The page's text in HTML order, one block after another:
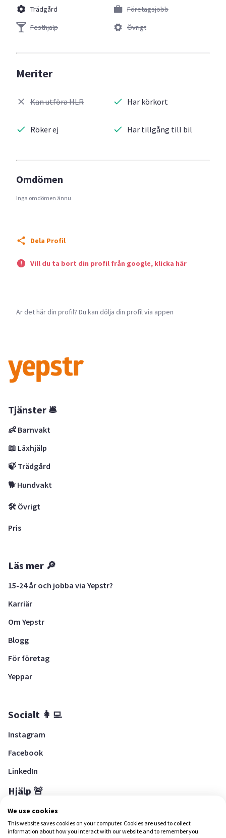
Trädgård
Festhjälp
Företagsjobb
Övrigt
Meriter
Kan utföra HLR
Röker ej
Har körkort
Har tillgång till bil
Omdömen
Inga omdömen ännu
Dela Profil
Vill du ta bort din profil från google, klicka här
Är det här din profil? Du kan dölja din profil via appen
Tjänster 🛎
👶 Barnvakt
📖 Läxhjälp
🍃 Trädgård
🐕 Hundvakt
🛠 Övrigt
Pris
Läs mer 🔎
15-24 år och jobba via Yepstr?
Karriär
Om Yepstr
Blogg
För företag
Yeppar
Socialt 👩‍💻
Instagram
Facebook
LinkedIn
Hjälp 🚨
Hjälpcenter
We use cookies
This website saves cookies on your computer. Cookies are used to collect
information about how you interact with our website and to remember you.